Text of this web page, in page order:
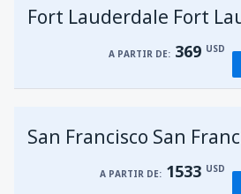
A PARTIR DE: 369 USD
San Francisco San
A PARTIR DE: 1533 USD